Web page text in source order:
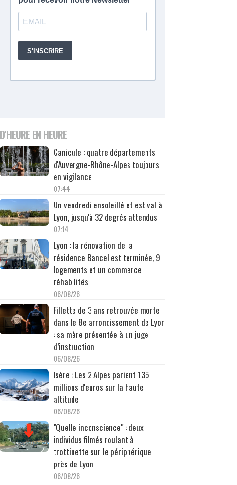
D'HEURE EN HEURE
Canicule : quatre départements
d'Auvergne-Rhône-Alpes toujours
en vigilance
07:44
Un vendredi ensoleillé et estival à
Lyon, jusqu'à 32 degrés attendus
07:14
Lyon : la rénovation de la
résidence Bancel est terminée, 9
logements et un commerce
réhabilités
06/08/26
Fillette de 3 ans retrouvée morte
dans le 8e arrondissement de Lyon
: sa mère présentée à un juge
d’instruction
06/08/26
Isère : Les 2 Alpes parient 135
millions d'euros sur la haute
altitude
06/08/26
"Quelle inconscience" : deux
individus filmés roulant à
trottinette sur le périphérique
près de Lyon
06/08/26